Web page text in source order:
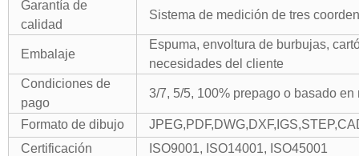
Garantía de
calidad
Sistema de medición de tres
Embalaje
Espuma, envoltura de burbujas,
necesidades del cliente
Condiciones de
pago
3/7, 5/5, 100% prepago o basado en
Formato de dibujo
Certificación
ISO9001, ISO14001, ISO45001